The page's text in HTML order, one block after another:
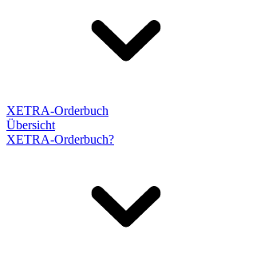
XETRA-Orderbuch
Übersicht
XETRA-Orderbuch?